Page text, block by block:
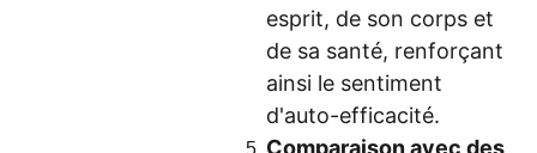
esprit, de son corps et
de sa santé, renforçant
ainsi le sentiment
d'auto-efficacité.
Comparaison avec des